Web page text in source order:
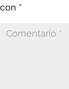
con *